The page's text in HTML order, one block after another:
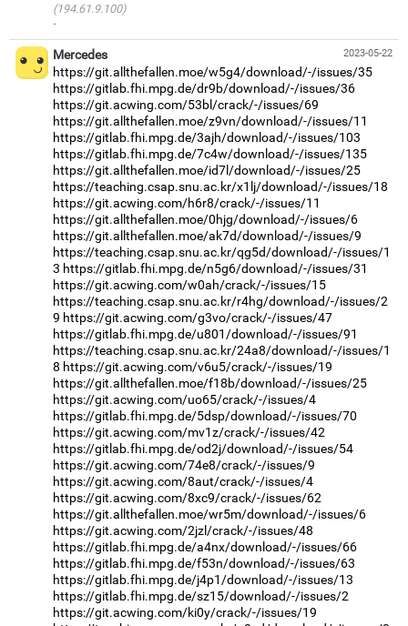
(194.61.9.100)
·
2023-05-22
Mercedes
https://git.allthefallen.moe/w5g4/download/-/issues/35
https://gitlab.fhi.mpg.de/dr9b/download/-/issues/36
https://git.acwing.com/53bl/crack/-/issues/69
https://git.allthefallen.moe/z9vn/download/-/issues/11
https://gitlab.fhi.mpg.de/3ajh/download/-/issues/103
https://gitlab.fhi.mpg.de/7c4w/download/-/issues/135
https://git.allthefallen.moe/id7l/download/-/issues/25
https://teaching.csap.snu.ac.kr/x1lj/download/-/issues/18
https://git.acwing.com/h6r8/crack/-/issues/11
https://git.allthefallen.moe/0hjg/download/-/issues/6
https://git.allthefallen.moe/ak7d/download/-/issues/9
https://teaching.csap.snu.ac.kr/qg5d/download/-/issues/1
3 https://gitlab.fhi.mpg.de/n5g6/download/-/issues/31
https://git.acwing.com/w0ah/crack/-/issues/15
https://teaching.csap.snu.ac.kr/r4hg/download/-/issues/2
9 https://git.acwing.com/g3vo/crack/-/issues/47
https://gitlab.fhi.mpg.de/u801/download/-/issues/91
https://teaching.csap.snu.ac.kr/24a8/download/-/issues/1
8 https://git.acwing.com/v6u5/crack/-/issues/19
https://git.allthefallen.moe/f18b/download/-/issues/25
https://git.acwing.com/uo65/crack/-/issues/4
https://gitlab.fhi.mpg.de/5dsp/download/-/issues/70
https://git.acwing.com/mv1z/crack/-/issues/42
https://gitlab.fhi.mpg.de/od2j/download/-/issues/54
https://git.acwing.com/74e8/crack/-/issues/9
https://git.acwing.com/8aut/crack/-/issues/4
https://git.acwing.com/8xc9/crack/-/issues/62
https://git.allthefallen.moe/wr5m/download/-/issues/6
https://git.acwing.com/2jzl/crack/-/issues/48
https://gitlab.fhi.mpg.de/a4nx/download/-/issues/66
https://gitlab.fhi.mpg.de/f53n/download/-/issues/63
https://gitlab.fhi.mpg.de/j4p1/download/-/issues/13
https://gitlab.fhi.mpg.de/sz15/download/-/issues/2
https://git.acwing.com/ki0y/crack/-/issues/19